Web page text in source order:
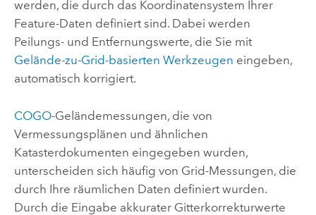
werden, die durch das Koordinatensystem Ihrer
Feature-Daten definiert sind. Dabei werden
Peilungs- und Entfernungswerte, die Sie mit
Gelände-zu-Grid-basierten Werkzeugen eingeben,
automatisch korrigiert.
COGO-Geländemessungen, die von
Vermessungsplänen und ähnlichen
Katasterdokumenten eingegeben wurden,
unterscheiden sich häufig von Grid-Messungen, die
durch Ihre räumlichen Daten definiert wurden.
Durch die Eingabe akkurater Gitterkorrekturwerte